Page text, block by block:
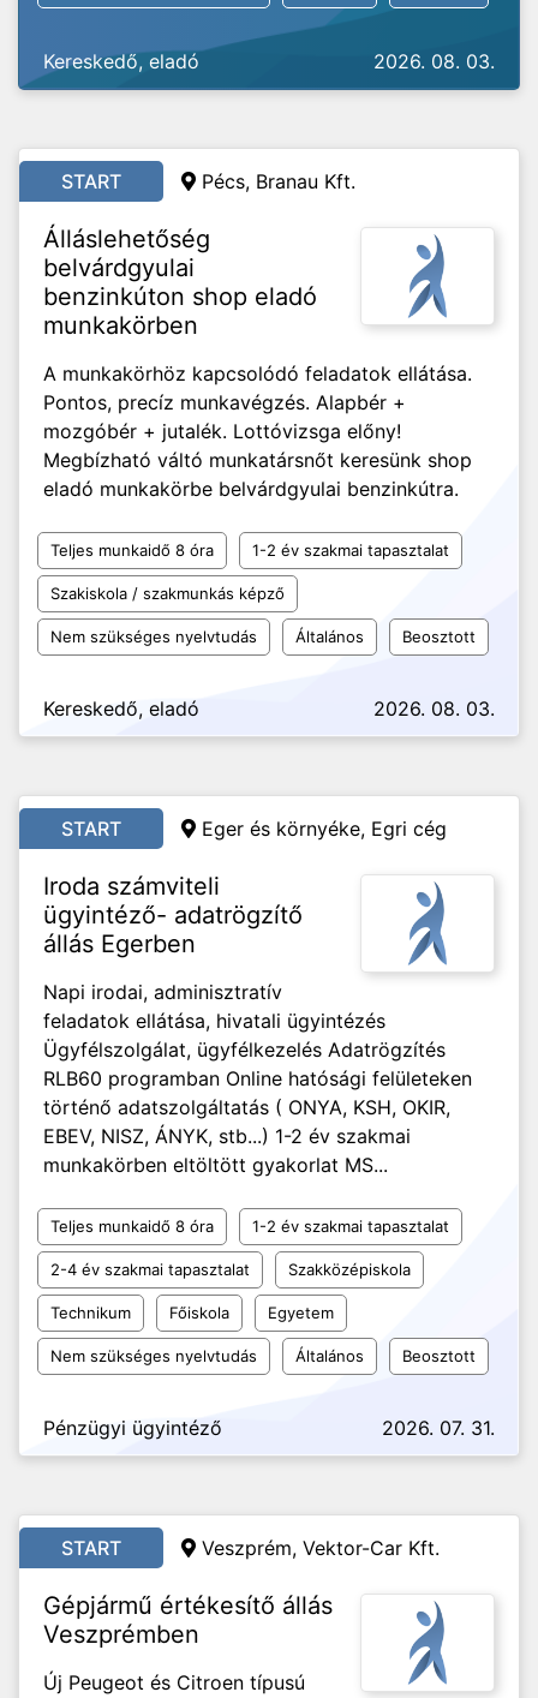
Kereskedő, eladó 2026. 08. 03.
START Pécs, Branau Kft.
Álláslehetőség
belvárdgyulai
benzinkúton shop eladó
munkakörben
A munkakörhöz kapcsolódó feladatok ellátása.
Pontos, precíz munkavégzés. Alapbér +
mozgóbér + jutalék. Lottóvizsga előny!
Megbízható váltó munkatársnőt keresünk shop
eladó munkakörbe belvárdgyulai benzinkútra.
Teljes munkaidő 8 óra 1-2 év szakmai tapasztalat
Szakiskola / szakmunkás képző
Nem szükséges nyelvtudás Általános Beosztott
Kereskedő, eladó 2026. 08. 03.
START Eger és környéke, Egri cég
Iroda számviteli
ügyintéző- adatrögzítő
állás Egerben
Napi irodai, adminisztratív
feladatok ellátása, hivatali ügyintézés
Ügyfélszolgálat, ügyfélkezelés Adatrögzítés
RLB60 programban Online hatósági felületeken
történő adatszolgáltatás ( ONYA, KSH, OKIR,
EBEV, NISZ, ÁNYK, stb...) 1-2 év szakmai
munkakörben eltöltött gyakorlat MS...
Teljes munkaidő 8 óra 1-2 év szakmai tapasztalat
2-4 év szakmai tapasztalat Szakközépiskola
Technikum Főiskola Egyetem
Nem szükséges nyelvtudás Általános Beosztott
Pénzügyi ügyintéző 2026. 07. 31.
START Veszprém, Vektor-Car Kft.
Gépjármű értékesítő állás
Veszprémben
Új Peugeot és Citroen típusú